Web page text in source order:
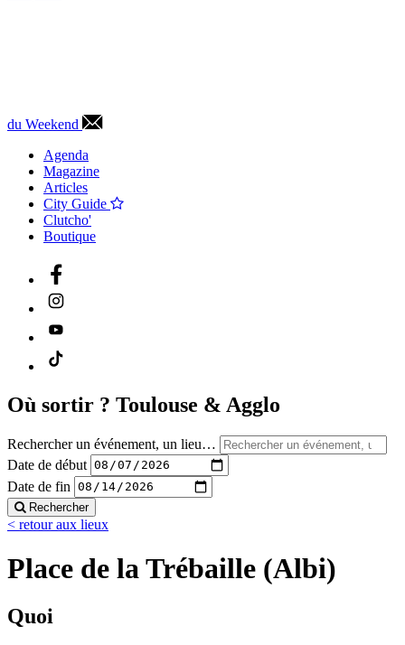
du Weekend
Agenda
Magazine
Articles
City Guide
Clutcho'
Boutique
Où sortir ? Toulouse & Agglo
Rechercher un événement, un lieu…
Date de début
Date de fin
Rechercher
< retour aux lieux
Place de la Trébaille (Albi)
Quoi